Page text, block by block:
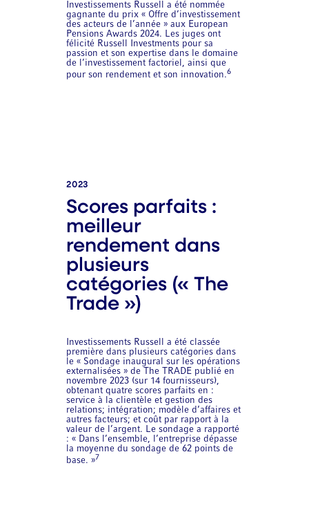
Investissements Russell a été nommée
gagnante du prix « Offre d’investissement
des acteurs de l’année » aux European
Pensions Awards 2024. Les juges ont
félicité Russell Investments pour sa
passion et son expertise dans le domaine
de l’investissement factoriel, ainsi que
pour son rendement et son innovation.6
2023
Scores parfaits :
meilleur
rendement dans
plusieurs
catégories (« The
Trade »)
Investissements Russell a été classée
première dans plusieurs catégories dans
le « Sondage inaugural sur les opérations
externalisées » de The TRADE publié en
novembre 2023 (sur 14 fournisseurs),
obtenant quatre scores parfaits en :
service à la clientèle et gestion des
relations; intégration; modèle d’affaires et
autres facteurs; et coût par rapport à la
valeur de l’argent. Le sondage a rapporté
: « Dans l’ensemble, l’entreprise dépasse
la moyenne du sondage de 62 points de
base. »7